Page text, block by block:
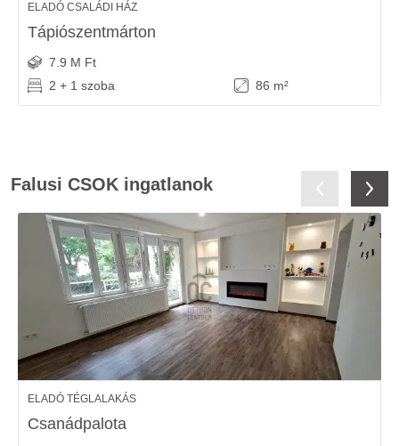
ELADÓ CSALÁDI HÁZ
Tápiószentmárton
7.9 M Ft
2 + 1 szoba
86 m²
Falusi CSOK ingatlanok
ELADÓ TÉGLALAKÁS
Csanádpalota